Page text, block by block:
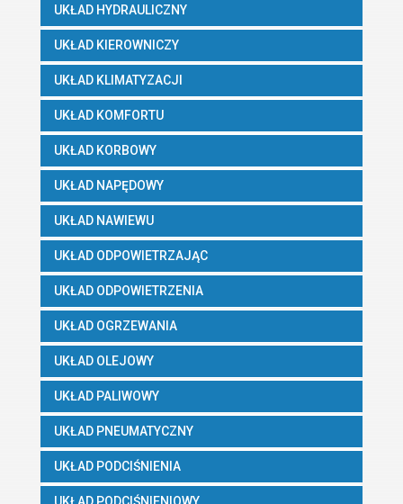
UKŁAD HYDRAULICZNY
UKŁAD KIEROWNICZY
UKŁAD KLIMATYZACJI
UKŁAD KOMFORTU
UKŁAD KORBOWY
UKŁAD NAPĘDOWY
UKŁAD NAWIEWU
UKŁAD ODPOWIETRZAJĄC
UKŁAD ODPOWIETRZENIA
UKŁAD OGRZEWANIA
UKŁAD OLEJOWY
UKŁAD PALIWOWY
UKŁAD PNEUMATYCZNY
UKŁAD PODCIŚNIENIA